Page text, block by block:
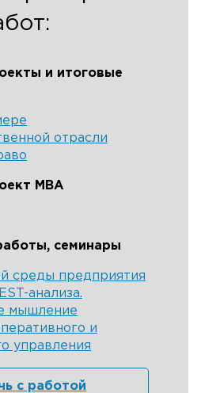
и итоговые
отрасли
MBA
семинары
среды предприятия
анализа.
мышление
и
управления
с работой